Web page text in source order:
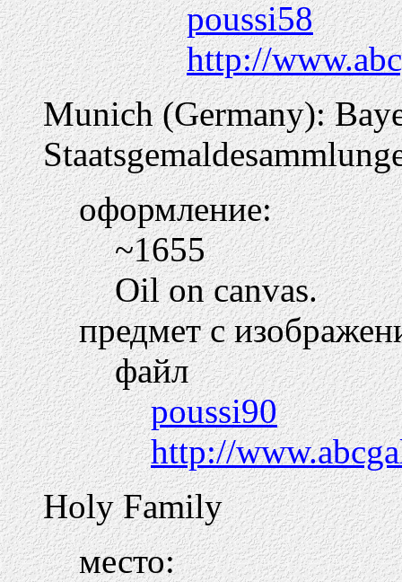
poussi58
http://
Munich (Germany):
оформление:
~1655
Oil on canvas.
предмет с
файл
poussi90
http://
Holy Family
место: